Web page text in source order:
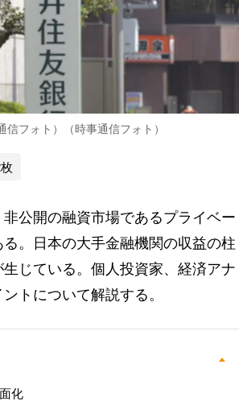
フォト）（時事通信フォト）
公開の融資市場であるプライベー
。日本の大手金融機関の収益の柱
じている。個人投資家、経済アナ
トについて解説する。
化